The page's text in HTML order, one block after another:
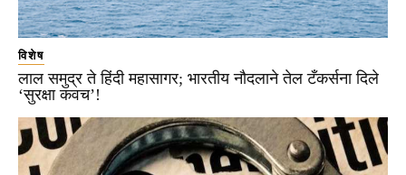
विशेष
लाल समुद्र ते हिंदी महासागर; भारतीय नौदलाने तेल टँकर्सना दिले
‘सुरक्षा कवच’!